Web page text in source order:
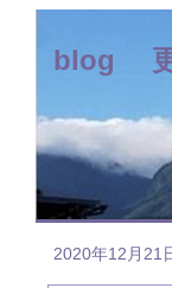
blog 更
2020年12月21